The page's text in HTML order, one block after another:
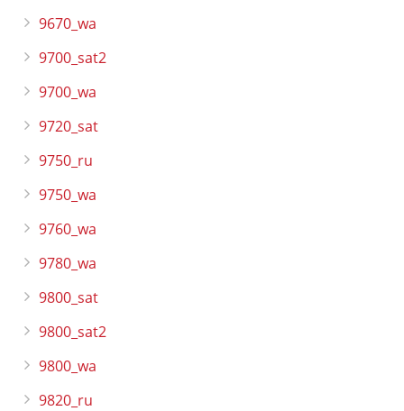
9670_wa
9700_sat2
9700_wa
9720_sat
9750_ru
9750_wa
9760_wa
9780_wa
9800_sat
9800_sat2
9800_wa
9820_ru